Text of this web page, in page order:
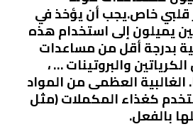
قلبي خاص.يجب أن يؤخذ في
يميلون إلى استخدام هذه
بدرجة أقل من مساعدات
والبروتينات … ،
الغالبية العظمى من المواد
كغذاء المكملات (مثل
بالفعل.